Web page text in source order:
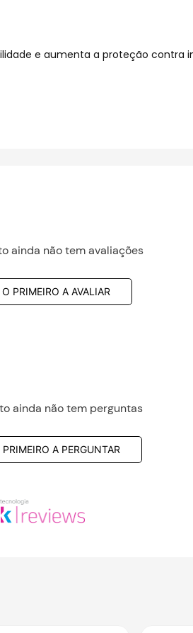
e aumenta a proteção contra
ainda não tem avaliações
PRIMEIRO A AVALIAR
ainda não tem perguntas
A PERGUNTAR